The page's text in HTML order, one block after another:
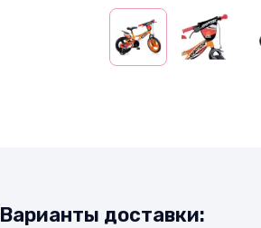
Варианты доставки: